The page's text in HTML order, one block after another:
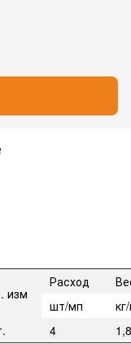
изм
Расход
шт/мп
4